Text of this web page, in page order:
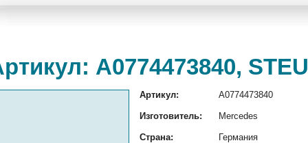
A0774473840,
Артикул: A0774473840
Изготовитель: Mercedes
Страна: Германия